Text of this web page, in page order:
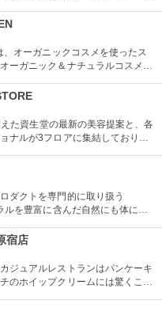
めている。
オーガニックコスメを使ったス
ーガニック＆ナチュラルコスメを
きます。
た資生堂の最新の美容提案と、各
ナルが3フロアに集結しており、
いるのでチェックしよう。
ダクトを専門的に取り扱う
を豊富に含んだ自然にも体にも
宿店
ジュアルレストランはパンケーキ
のホイップクリームには驚くこと